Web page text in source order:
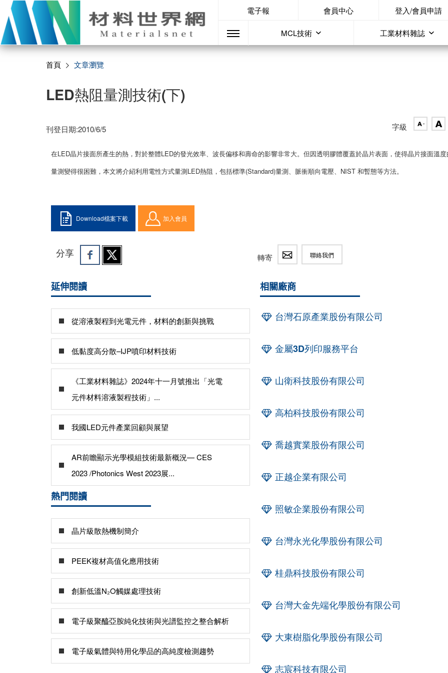
電子報 會員中心 登入/會員申請
MCL技術 工業材料雜誌
首頁 文章瀏覽
LED熱阻量測技術(下)
刊登日期:2010/6/5 字級
在LED晶片接面所產生的熱，對於整體LED的發光效率、波長偏移和壽命的影響非常大。但因透明膠體覆蓋於晶片表面，使得晶片接面溫
量測變得很困難，本文將介紹利用電性方式量測LED熱阻，包括標準(Standard)量測、脈衝順向電壓、NIST 和暫態等方法。
Download檔案下載 加入會員
分享 轉寄 聯絡我們
延伸閱讀
從溶液製程到光電元件，材料的創新與挑戰
低黏度高分散–IJP噴印材料技術
《工業材料雜誌》2024年十一月號推出「光電
元件材料溶液製程技術」...
我國LED元件產業回顧與展望
AR前瞻顯示光學模組技術最新概況— CES
2023 /Photonics West 2023展...
熱門閱讀
晶片級散熱機制簡介
PEEK複材高值化應用技術
創新低溫N₂O觸媒處理技術
電子級聚醯亞胺純化技術與光譜監控之整合解析
電子級氣體與特用化學品的高純度檢測趨勢
相關廠商
台灣石原產業股份有限公司
金屬3D列印服務平台
山衛科技股份有限公司
高柏科技股份有限公司
喬越實業股份有限公司
正越企業有限公司
照敏企業股份有限公司
台灣永光化學股份有限公司
桂鼎科技股份有限公司
台灣大金先端化學股份有限公司
大東樹脂化學股份有限公司
志宸科技有限公司